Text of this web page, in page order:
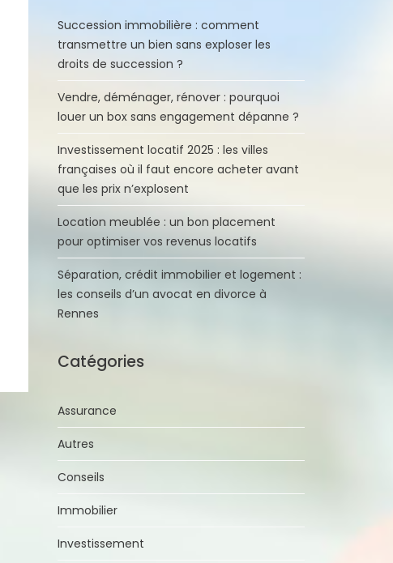
Succession immobilière : comment
transmettre un bien sans exploser les
droits de succession ?
Vendre, déménager, rénover : pourquoi
louer un box sans engagement dépanne ?
Investissement locatif 2025 : les villes
françaises où il faut encore acheter avant
que les prix n’explosent
Location meublée : un bon placement
pour optimiser vos revenus locatifs
Séparation, crédit immobilier et logement :
les conseils d’un avocat en divorce à
Rennes
Catégories
Assurance
Autres
Conseils
Immobilier
Investissement